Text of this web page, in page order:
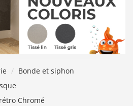
Bonde et siphon
Chromé